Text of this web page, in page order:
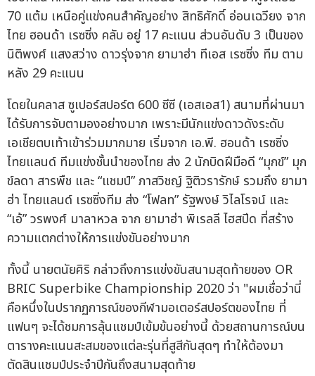
70 แต้ม เหนือคู่แข่งคนสำคัญอย่าง สิทธิศักดิ์ อ่อนเฉวียง จาก
ไทย ฮอนด้า เรซซิ่ง คลับ อยู่ 17 คะแนน ส่วนอันดับ 3 เป็นของ
นิติพงศ์ แสงสว่าง ดาวรุ่งจาก ยามาฮ่า ทีเอส เรซซิ่ง ทีม ตาม
หลัง 29 คะแนน
โดยในคลาส ซูเปอร์สปอร์ต 600 ซีซี (เอสเอส1) สนามที่ผ่านมา
ได้รับการจับตามองอย่างมาก เพราะมีนักแข่งดาวดังระดับ
เอเชียตบเท้าเข้าร่วมมากมาย เริ่มจาก เอ.พี. ฮอนด้า เรซซิ่ง
ไทยแลนด์ ทีมแข่งชั้นนำของไทย ส่ง 2 นักบิดฝีมือดี “มุกข์” มุก
ข์ลดา สารพืช และ “แชมป์” ภาสวิชญ์ ฐิติวรารักษ์ รวมถึง ยามา
ฮ่า ไทยแลนด์ เรซซิ่งทีม ส่ง “โฟลท” รัฐพงษ์ วิไลโรจน์ และ
“เอ้” วรพงศ์ มาลาหวล จาก ยามาฮ่า พิเรลลี ไฮสปีด ที่สร้าง
ความแตกต่างให้การแข่งขันอย่างมาก
ทั้งนี้ นายตนัยศิริ กล่าวถึงการแข่งขันสนามสุดท้ายของ OR
BRIC Superbike Championship 2020 ว่า "ผมเชื่อว่านี่
คือหนึ่งในปรากฏการณ์ของกีฬามอเตอร์สปอร์ตของไทย ที่
แฟนๆ จะได้ชมการลุ้นแชมป์เข้มข้นอย่างนี้ ด้วยสถานการณ์บน
ตารางคะแนนสะสมของแต่ละรุ่นที่สูสีกันสุดๆ ทำให้ต้องมา
ตัดสินแชมป์ประจำปีกันถึงสนามสุดท้าย